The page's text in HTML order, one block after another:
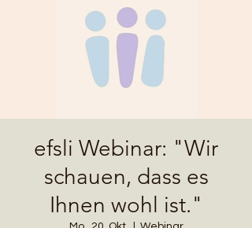
efsli Webinar: "Wir
schauen, dass es
Ihnen wohl ist."